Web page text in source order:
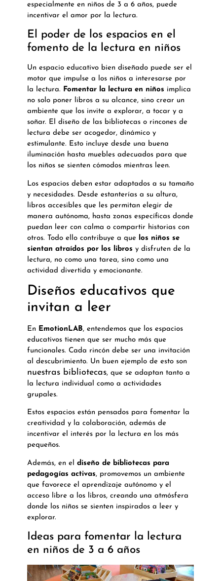
especialmente en niños de 3 a 6 años, puede
incentivar el amor por la lectura.
El poder de los espacios en el
fomento de la lectura en niños
Un espacio educativo bien diseñado puede ser el
motor que impulse a los niños a interesarse por
la lectura. Fomentar la lectura en niños implica
no solo poner libros a su alcance, sino crear un
ambiente que los invite a explorar, a tocar y a
soñar. El diseño de las bibliotecas o rincones de
lectura debe ser acogedor, dinámico y
estimulante. Esto incluye desde una buena
iluminación hasta muebles adecuados para que
los niños se sienten cómodos mientras leen.
Los espacios deben estar adaptados a su tamaño
y necesidades. Desde estanterías a su altura,
libros accesibles que les permitan elegir de
manera autónoma, hasta zonas específicas donde
puedan leer con calma o compartir historias con
otros. Todo ello contribuye a que los niños se
sientan atraídos por los libros y disfruten de la
lectura, no como una tarea, sino como una
actividad divertida y emocionante.
Diseños educativos que
invitan a leer
En EmotionLAB, entendemos que los espacios
educativos tienen que ser mucho más que
funcionales. Cada rincón debe ser una invitación
al descubrimiento. Un buen ejemplo de esto son
nuestras bibliotecas, que se adaptan tanto a
la lectura individual como a actividades
grupales.
Estos espacios están pensados para fomentar la
creatividad y la colaboración, además de
incentivar el interés por la lectura en los más
pequeños.
Además, en el diseño de bibliotecas para
pedagogías activas, promovemos un ambiente
que favorece el aprendizaje autónomo y el
acceso libre a los libros, creando una atmósfera
donde los niños se sienten inspirados a leer y
explorar.
Ideas para fomentar la lectura
en niños de 3 a 6 años